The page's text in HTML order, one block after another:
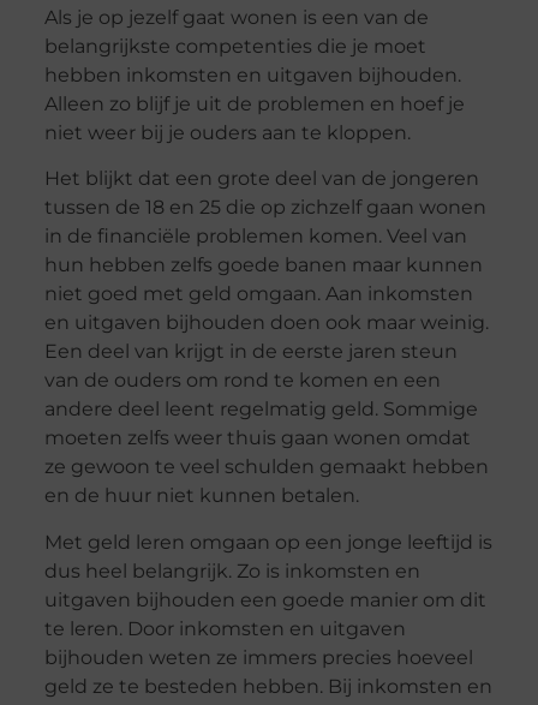
Als je op jezelf gaat wonen is een van de
belangrijkste competenties die je moet
hebben inkomsten en uitgaven bijhouden.
Alleen zo blijf je uit de problemen en hoef je
niet weer bij je ouders aan te kloppen.
Het blijkt dat een grote deel van de jongeren
tussen de 18 en 25 die op zichzelf gaan wonen
in de financiële problemen komen. Veel van
hun hebben zelfs goede banen maar kunnen
niet goed met geld omgaan. Aan inkomsten
en uitgaven bijhouden doen ook maar weinig.
Een deel van krijgt in de eerste jaren steun
van de ouders om rond te komen en een
andere deel leent regelmatig geld. Sommige
moeten zelfs weer thuis gaan wonen omdat
ze gewoon te veel schulden gemaakt hebben
en de huur niet kunnen betalen.
Met geld leren omgaan op een jonge leeftijd is
dus heel belangrijk. Zo is inkomsten en
uitgaven bijhouden een goede manier om dit
te leren. Door inkomsten en uitgaven
bijhouden weten ze immers precies hoeveel
geld ze te besteden hebben. Bij inkomsten en